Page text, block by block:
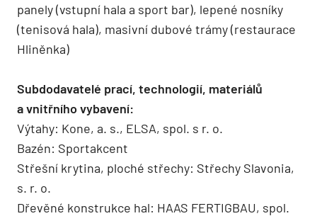
panely (vstupní hala a sport bar), lepené nosníky
(tenisová hala), masivní dubové trámy (restaurace
Hliněnka)
Subdodavatelé prací, technologií, materiálů
a vnitřního vybavení:
Výtahy: Kone, a. s., ELSA, spol. s r. o.
Bazén: Sportakcent
Střešní krytina, ploché střechy: Střechy Slavonia,
s. r. o.
Dřevěné konstrukce hal: HAAS FERTIGBAU, spol.